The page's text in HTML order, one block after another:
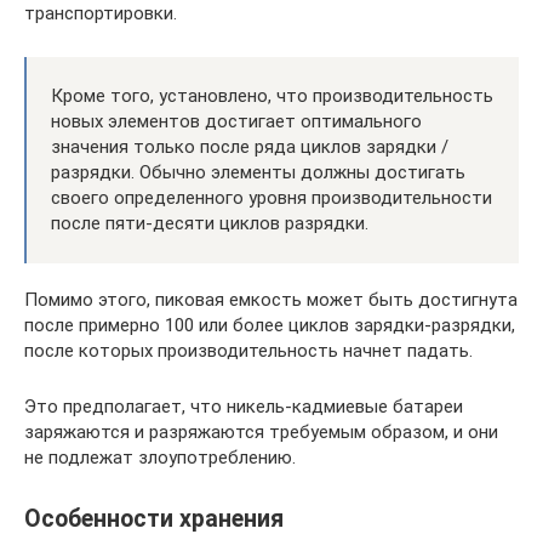
транспортировки.
Кроме того, установлено, что производительность
новых элементов достигает оптимального
значения только после ряда циклов зарядки /
разрядки. Обычно элементы должны достигать
своего определенного уровня производительности
после пяти-десяти циклов разрядки.
Помимо этого, пиковая емкость может быть достигнута
после примерно 100 или более циклов зарядки-разрядки,
после которых производительность начнет падать.
Это предполагает, что никель-кадмиевые батареи
заряжаются и разряжаются требуемым образом, и они
не подлежат злоупотреблению.
Особенности хранения